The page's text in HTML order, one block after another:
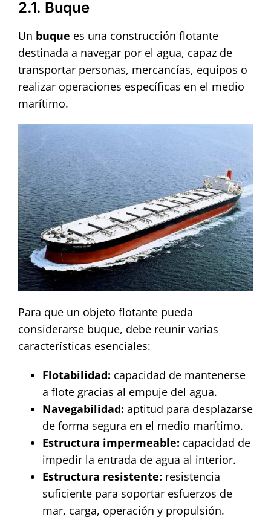
2.1. Buque
Un buque es una construcción flotante
destinada a navegar por el agua, capaz de
transportar personas, mercancías, equipos o
realizar operaciones específicas en el medio
marítimo.
Para que un objeto flotante pueda
considerarse buque, debe reunir varias
características esenciales:
Flotabilidad: capacidad de mantenerse
a flote gracias al empuje del agua.
Navegabilidad: aptitud para desplazarse
de forma segura en el medio marítimo.
Estructura impermeable: capacidad de
impedir la entrada de agua al interior.
Estructura resistente: resistencia
suficiente para soportar esfuerzos de
mar, carga, operación y propulsión.